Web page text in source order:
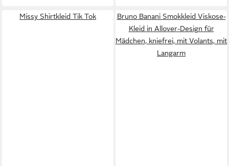
Missy Shirtkleid Tik Tok
Bruno Banani Smokkleid Viskose-
Kleid in Allover-Design für
Mädchen, kniefrei, mit Volants, mit
Langarm